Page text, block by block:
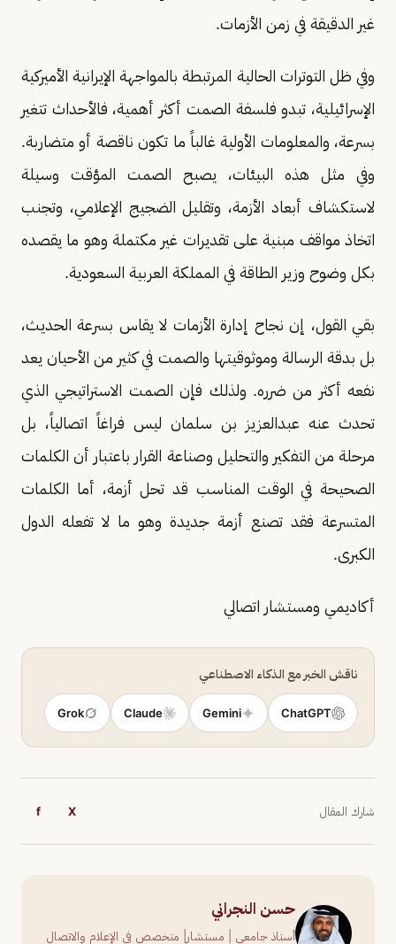
غير الدقيقة في زمن الأزمات.
وفي ظل التوترات الحالية المرتبطة بالمواجهة الإيرانية الأميركية
الإسرائيلية، تبدو فلسفة الصمت أكثر أهمية، فالأحداث تتغير
بسرعة، والمعلومات الأولية غالباً ما تكون ناقصة أو متضاربة.
وفي مثل هذه البيئات، يصبح الصمت المؤقت وسيلة
لاستكشاف أبعاد الأزمة، وتقليل الضجيج الإعلامي، وتجنب
اتخاذ مواقف مبنية على تقديرات غير مكتملة وهو ما يقصده
بكل وضوح وزير الطاقة في المملكة العربية السعودية.
بقي القول، إن نجاح إدارة الأزمات لا يقاس بسرعة الحديث،
بل بدقة الرسالة وموثوقيتها والصمت في كثير من الأحيان يعد
نفعه أكثر من ضرره. ولذلك فإن الصمت الاستراتيجي الذي
تحدث عنه عبدالعزيز بن سلمان ليس فراغاً اتصالياً، بل
مرحلة من التفكير والتحليل وصناعة القرار باعتبار أن الكلمات
الصحيحة في الوقت المناسب قد تحل أزمة، أما الكلمات
المتسرعة فقد تصنع أزمة جديدة وهو ما لا تفعله الدول
الكبرى.
أكاديمي ومستشار اتصالي
ناقش الخبر مع الذكاء الاصطناعي
ChatGPT
Gemini
Claude
Grok
شارك المقال X
f
حسن النجراني
أستاذ جامعي | مستشار| متخصص في الإعلام والاتصال